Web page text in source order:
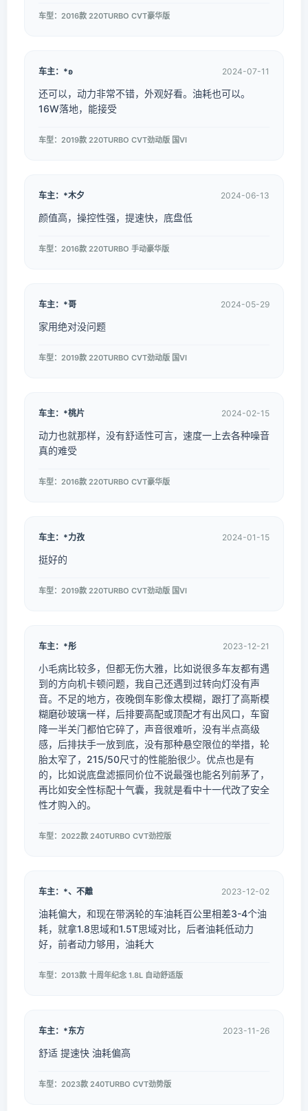
车型：2016款 220TURBO CVT豪华版
车主：*ʚ 2024-07-11
还可以，动力非常不错，外观好看。油耗也可以。
16W落地，能接受
车型：2019款 220TURBO CVT劲动版 国VI
车主：*木夕 2024-06-13
颜值高，操控性强，提速快，底盘低
车型：2016款 220TURBO 手动豪华版
车主：*哥 2024-05-29
家用绝对没问题
车型：2019款 220TURBO CVT劲动版 国VI
车主：*桃片 2024-02-15
动力也就那样，没有舒适性可言，速度一上去各种噪音
真的难受
车型：2016款 220TURBO CVT豪华版
车主：*力孜 2024-01-15
挺好的
车型：2019款 220TURBO CVT劲动版 国VI
车主：*彤 2023-12-21
小毛病比较多，但都无伤大雅，比如说很多车友都有遇
到的方向机卡顿问题，我自己还遇到过转向灯没有声
音。不足的地方，夜晚倒车影像太模糊，跟打了高斯模
糊磨砂玻璃一样，后排要高配或顶配才有出风口，车窗
降一半关门都怕它碎了，声音很难听，没有半点高级
感，后排扶手一放到底，没有那种悬空限位的举措，轮
胎太窄了，215/50尺寸的性能胎很少。优点也是有
的，比如说底盘滤振同价位不说最强也能名列前茅了，
再比如安全性标配十气囊，我就是看中十一代改了安全
性才购入的。
车型：2022款 240TURBO CVT劲控版
车主：*、不離 2023-12-02
油耗偏大，和现在带涡轮的车油耗百公里相差3-4个油
耗，就拿1.8思域和1.5T思域对比，后者油耗低动力
好，前者动力够用，油耗大
车型：2013款 十周年纪念 1.8L 自动舒适版
车主：*东方 2023-11-26
舒适 提速快 油耗偏高
车型：2023款 240TURBO CVT劲势版